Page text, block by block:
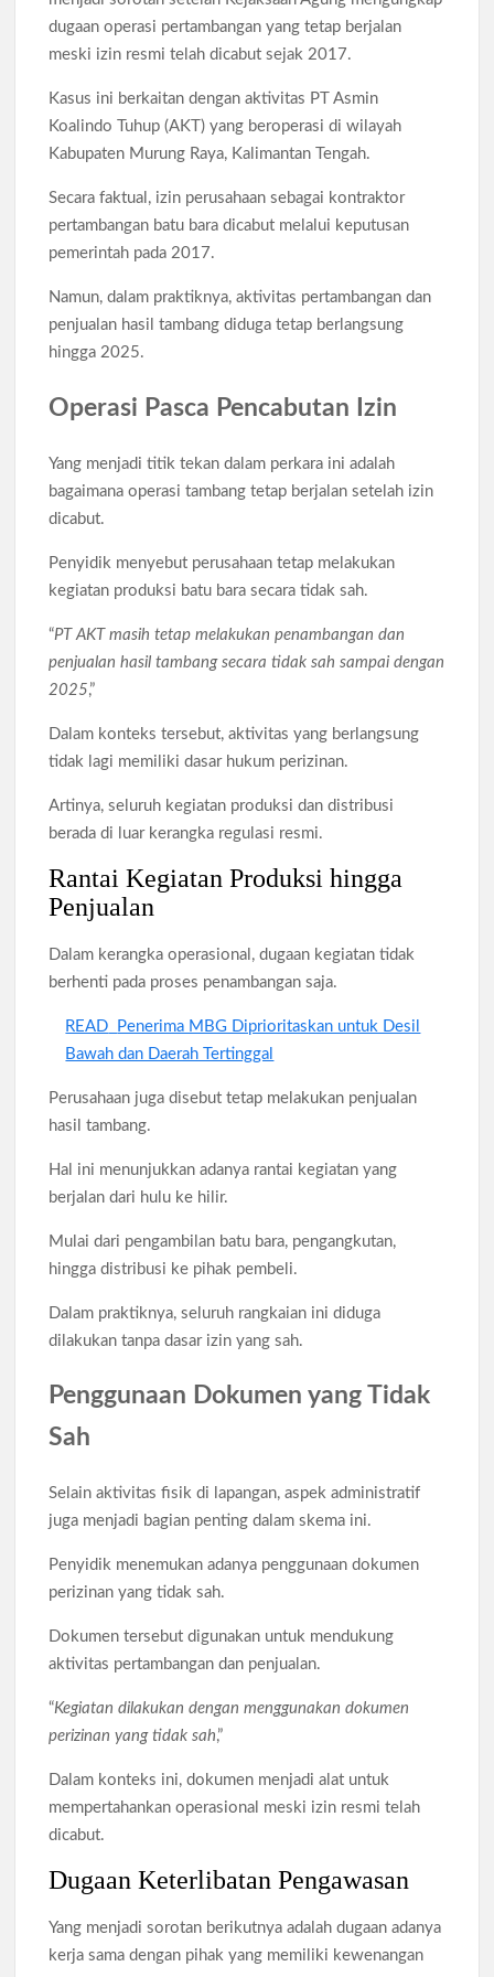
Informal Tembus 87,88 Juta Orang
Pemerintah Percepat 35.857 Titik Operasional
Siswa SMA SMK Jabar Wajib Pilah Sampah Jadi Praktikum
TPPU Emas 74 Kg Febrie Adriansyah, Kejagung Periksa 3
Saksi Baru
Harga Tiket Kanye West Jakarta 2026 Mulai Rp1,875 Juta, Ini
Detail Kategori
Australia Dukung Transformasi Layanan Kesehatan Primer
Indonesia Lewat Riset
dugaan operasi pertambangan yang tetap berjalan
meski izin resmi telah dicabut sejak 2017.
Kasus ini berkaitan dengan aktivitas PT Asmin
Koalindo Tuhup (AKT) yang beroperasi di wilayah
Kabupaten Murung Raya, Kalimantan Tengah.
Secara faktual, izin perusahaan sebagai kontraktor
pertambangan batu bara dicabut melalui keputusan
pemerintah pada 2017.
Namun, dalam praktiknya, aktivitas pertambangan dan
penjualan hasil tambang diduga tetap berlangsung
hingga 2025.
Operasi Pasca Pencabutan Izin
Yang menjadi titik tekan dalam perkara ini adalah
bagaimana operasi tambang tetap berjalan setelah izin
dicabut.
Penyidik menyebut perusahaan tetap melakukan
kegiatan produksi batu bara secara tidak sah.
“PT AKT masih tetap melakukan penambangan dan
penjualan hasil tambang secara tidak sah sampai dengan
2025,”
Dalam konteks tersebut, aktivitas yang berlangsung
tidak lagi memiliki dasar hukum perizinan.
Artinya, seluruh kegiatan produksi dan distribusi
berada di luar kerangka regulasi resmi.
Rantai Kegiatan Produksi hingga
Penjualan
Dalam kerangka operasional, dugaan kegiatan tidak
berhenti pada proses penambangan saja.
READ
Penerima MBG Diprioritaskan untuk Desil
Bawah dan Daerah Tertinggal
Perusahaan juga disebut tetap melakukan penjualan
hasil tambang.
Hal ini menunjukkan adanya rantai kegiatan yang
berjalan dari hulu ke hilir.
Mulai dari pengambilan batu bara, pengangkutan,
hingga distribusi ke pihak pembeli.
Dalam praktiknya, seluruh rangkaian ini diduga
dilakukan tanpa dasar izin yang sah.
Penggunaan Dokumen yang Tidak
Sah
Selain aktivitas fisik di lapangan, aspek administratif
juga menjadi bagian penting dalam skema ini.
Penyidik menemukan adanya penggunaan dokumen
perizinan yang tidak sah.
Dokumen tersebut digunakan untuk mendukung
aktivitas pertambangan dan penjualan.
“Kegiatan dilakukan dengan menggunakan dokumen
perizinan yang tidak sah,”
Dalam konteks ini, dokumen menjadi alat untuk
mempertahankan operasional meski izin resmi telah
dicabut.
Dugaan Keterlibatan Pengawasan
Yang menjadi sorotan berikutnya adalah dugaan adanya
kerja sama dengan pihak yang memiliki kewenangan